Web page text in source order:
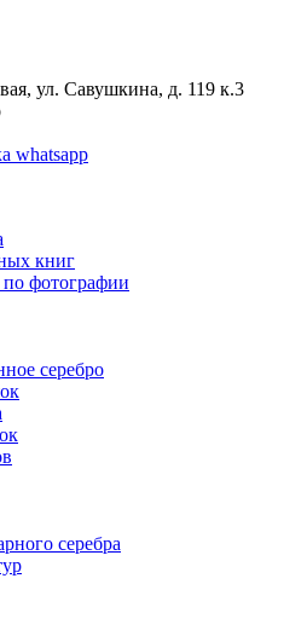
ул. Савушкина, д. 119 к.3
книг
фотографии
серебро
серебра